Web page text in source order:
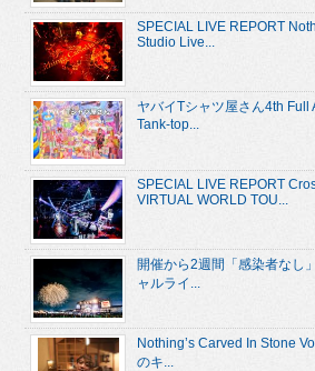
SPECIAL LIVE REPORT
Studio Live...
ヤバイTシャツ屋さん4th Full
Tank-top...
SPECIAL LIVE REPORT
VIRTUAL WORLD TOU...
開催から2週間「感染者なし
ャルライ...
Nothing’s Carved In Stone
のキ...